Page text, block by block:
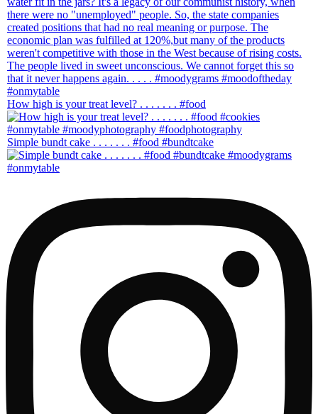
How high is your treat level? . . . . . . . #food
Simple bundt cake . . . . . . . #food #bundtcake